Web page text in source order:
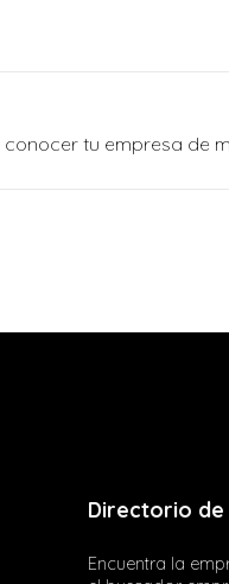
tu empresa de
Directorio de
Encuentra la